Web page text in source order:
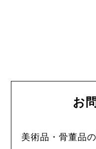
お
美術品・骨董品